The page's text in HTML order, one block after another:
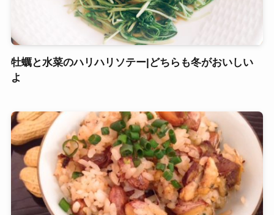
牡蠣と水菜のハリハリソテー|どちらも冬がおいしい
よ